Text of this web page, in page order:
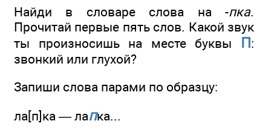
Найди в словаре слова на -пка.
Прочитай первые пять слов. Какой звук
ты произносишь на месте буквы П:
звонкий или глухой?
Запиши слова парами по образцу:
ла[п]ка — лапка...